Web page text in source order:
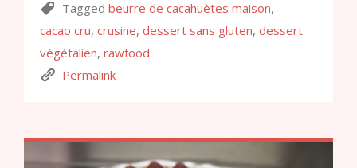
Tagged beurre de cacahuètes maison,
cacao cru, crusine, dessert sans gluten, dessert
végétalien, rawfood
Permalink